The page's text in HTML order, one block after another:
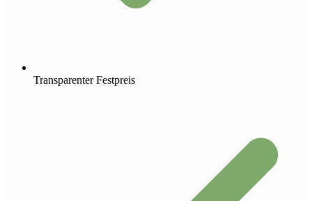
Transparenter Festpreis